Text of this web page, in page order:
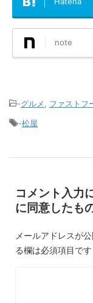
note
-グルメ
ファストフ
-松屋
コメント入力
に同意したも
メールアドレスが
る欄は必須項目です